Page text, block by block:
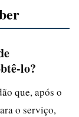
lo?
que, após o
o serviço,